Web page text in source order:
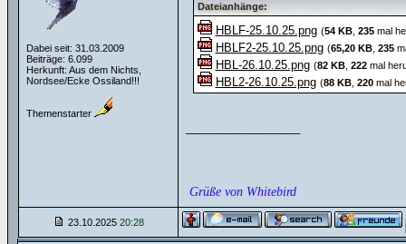
Dabei seit: 31.03.2009
Beiträge: 6.099
Herkunft: Aus dem Nichts,
Nordsee/Ecke Ossiland!!!
Themenstarter
Dateianhänge:
HBLF-25.10.25.png (54 KB, 235mal
HBLF2-25.10.25.png (65,20 KB, 235
HBL-26.10.25.png (82 KB, 222mal
HBL2-26.10.25.png (88 KB, 220mal
Grüße von Whitebird
23.10.2025 20:28